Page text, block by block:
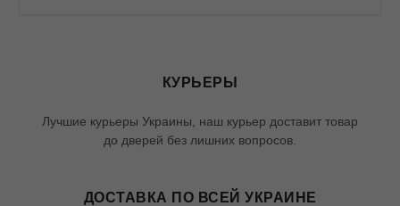
КУРЬЕРЫ
Лучшие курьеры Украины, наш курьер доставит товар
до дверей без лишних вопросов.
ДОСТАВКА ПО ВСЕЙ УКРАИНЕ